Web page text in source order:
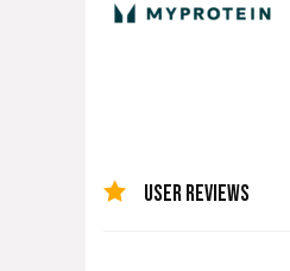
USER REVIEWS